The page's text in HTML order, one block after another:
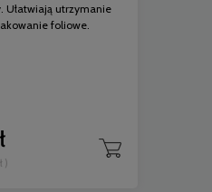
Ułatwiają utrzymanie
foliowe.
)